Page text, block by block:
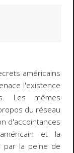
américains
l'existence
Les mêmes
du réseau
d'accointances
et la
par la peine de